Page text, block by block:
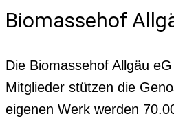
Biomassehof
Die Biomassehof Allgäu
Mitglieder stützen die
eigenen Werk werden